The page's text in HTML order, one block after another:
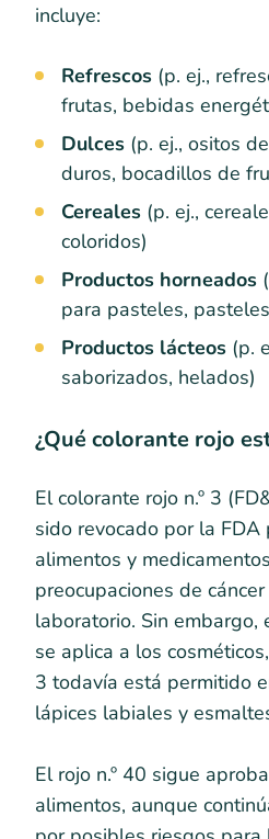
incluye:
Refrescos (p. ej.,
frutas, bebidas
Dulces (p. ej., ositos
duros, bocadillos de
Cereales (p. ej.,
coloridos)
Productos horneados
para pasteles,
Productos lácteos (p.
saborizados, helados)
¿Qué colorante rojo
El colorante rojo n.º 3
sido revocado por la FDA
alimentos y
preocupaciones de
laboratorio. Sin embargo,
se aplica a los
3 todavía está permitido
lápices labiales y
El rojo n.º 40 sigue
alimentos, aunque